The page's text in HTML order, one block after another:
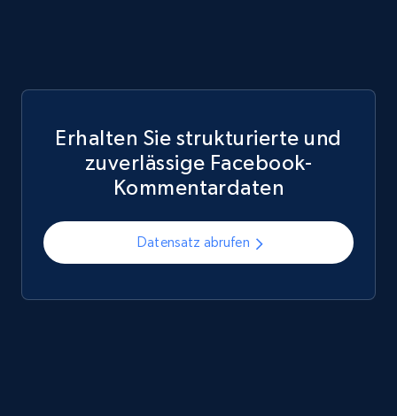
Erhalten Sie strukturierte und
zuverlässige Facebook-
Kommentardaten
Datensatz abrufen